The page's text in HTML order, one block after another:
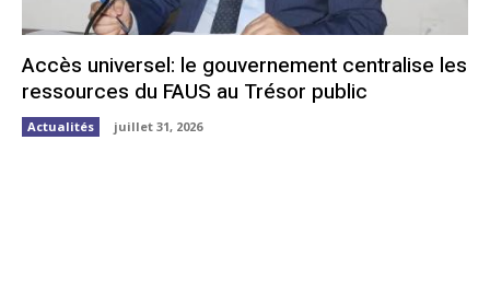
Accès universel: le gouvernement centralise les
ressources du FAUS au Trésor public
Actualités juillet 31, 2026